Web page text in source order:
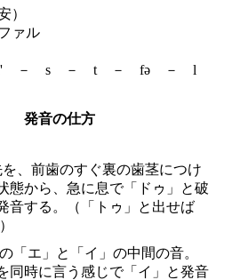
）
ァル
－ s － t － fə － l
発音の仕方
を、前歯のすぐ裏の歯茎につけ
態から、急に息で「ドゥ」と破
音する。（「トゥ」と出せば
「エ」と「イ」の中間の音。
同時に言う感じで「イ」と発音